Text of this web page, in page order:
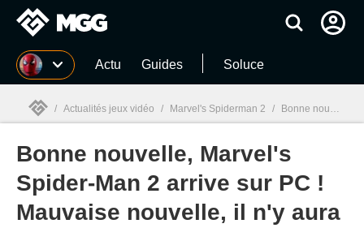
MGG Actu Guides Soluce
MGG
/ Actualités jeux vidéo / Marvel's Spiderman 2 / Bonne nouvelle, Marvel's Spider-Man 2 arrive sur PC ! Mauvaise nouvelle, il n'y aura aucun DLC scénaristique pour le jeu...
Bonne nouvelle, Marvel's
Spider-Man 2 arrive sur PC !
Mauvaise nouvelle, il n'y aura